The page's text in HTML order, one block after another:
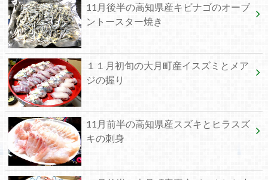
11月後半の高知県産キビナゴのオーブ
ントースター焼き
１１月初旬の大月町産イスズミとメア
ジの握り
11月前半の高知県産スズキとヒラスズ
キの刺身